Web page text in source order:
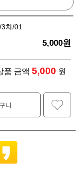
차/01
5,000원
품 금액 5,000 원
니